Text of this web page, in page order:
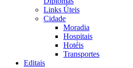
Links Úteis
Cidade
Moradia
Hospitais
Hotéis
Transportes
Editais